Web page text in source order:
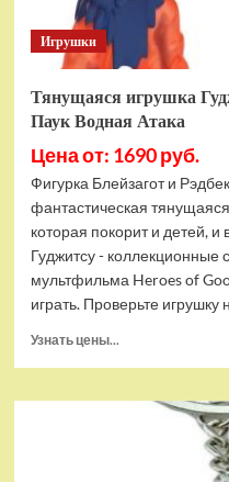
Игрушки
Тянущаяся игрушка
Паук Водная Атака
Цена от: 1690 руб.
Фигурка Блейзагот и
фантастическая
которая покорит и детей, и
Гуджитсу - коллекционные
мультфильма Heroes of
играть. Проверьте игрушку
Узнать цены...
Тянущаяся